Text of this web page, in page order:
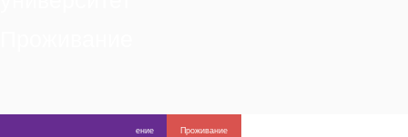
Поступление
Проживание